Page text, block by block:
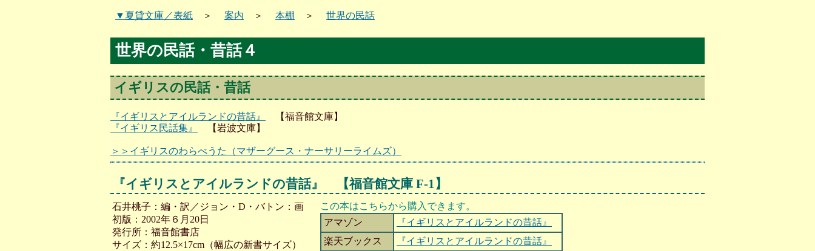
▼夏貸文庫／表紙 ＞ 案内 ＞ 本棚 ＞ 世界の民話
世界の民話・昔話４
イギリスの民話・昔話
『イギリスとアイルランドの昔話』
【福音館文庫】
『イギリス民話集』
【岩波文庫】
＞＞イギリスのわらべうた（マザーグース・ナーサリーライムズ）
『イギリスとアイルランドの昔話』 【福音館文庫 F-1】
石井桃子：編・訳／ジョン・D・バトン：画
初版：2002年６月20日
発行所：福音館書店
サイズ：約12.5×17cm（幅広の新書サイズ）
この本はこちらから購入できます。
アマゾン
『イギリスとアイルランドの昔話』
楽天ブックス
『イギリスとアイルランドの昔話』